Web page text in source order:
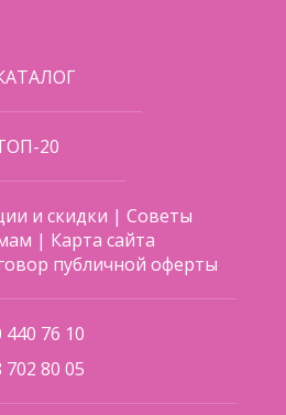
20
и скидки |Советы
| Карта сайта
публичной оферты
440 76 10
702 80 05